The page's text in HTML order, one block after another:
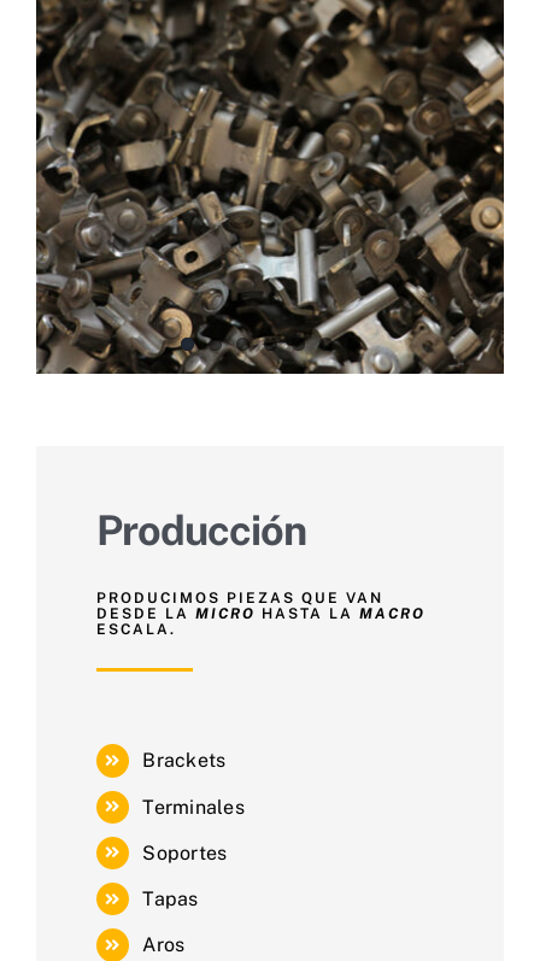
Producción
PRODUCIMOS PIEZAS QUE VAN
DESDE LA MICRO HASTA LA MACRO
ESCALA.
Brackets
Terminales
Soportes
Tapas
Aros